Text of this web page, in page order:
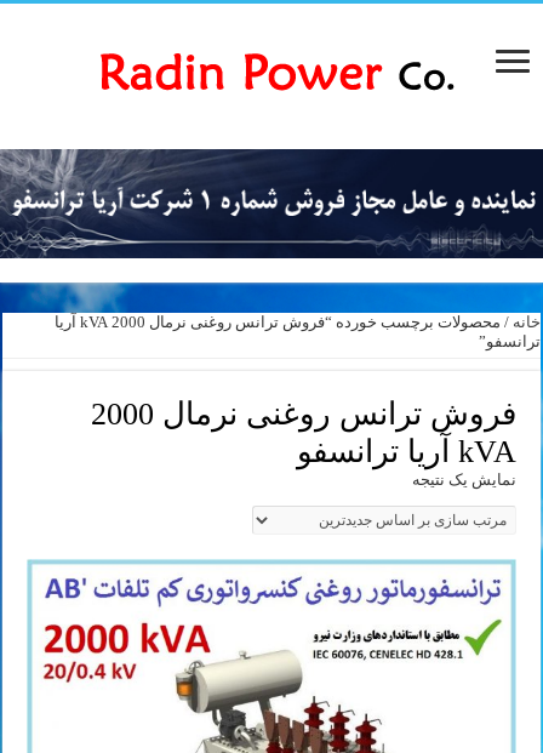
خانه
/ محصولات برچسب خورده “فروش ترانس روغنی نرمال 2000 kVA آریا
ترانسفو”
فروش ترانس روغنی نرمال 2000
kVA آریا ترانسفو
نمایش یک نتیجه